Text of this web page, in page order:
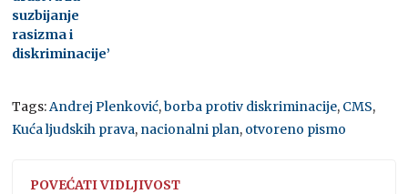
suzbijanje
rasizma i
diskriminacije’
Tags:Andrej Plenković,borba protiv diskriminacije, CMS,
Kuća ljudskih prava, nacionalni plan, otvoreno pismo
POVEĆATI VIDLJIVOST